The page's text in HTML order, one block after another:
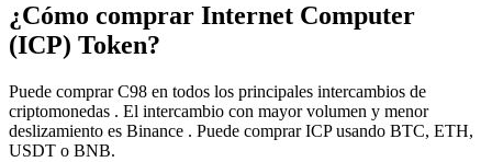
¿Cómo comprar Internet Computer
(ICP) Token?
Puede comprar C98 en todos los principales intercambios de
criptomonedas . El intercambio con mayor volumen y menor
deslizamiento es Binance . Puede comprar ICP usando BTC, ETH,
USDT o BNB.